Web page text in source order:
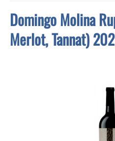
Domingo Molina
Merlot, Tannat)